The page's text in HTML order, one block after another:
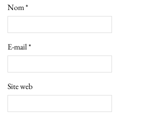
Nom*
E-mail*
Site web